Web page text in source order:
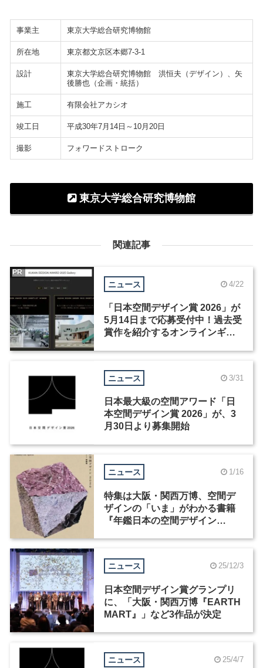
事業主 東京大学総合研究博物館
所在地 東京都文京区本郷7-3-1
設計
東京大学総合研究博物館 洪恒夫（デザイン）、矢
後勝也（企画・統括）
施工 有限会社アカシオ
竣工日 平成30年7月14日～10月20日
撮影 フォワードストローク
東京大学総合研究博物館
関連記事
ニュース 4/22
「日本空間デザイン賞 2026」が
5月14日まで応募受付中！過去受
賞作を紹介するオンラインギャ
PR
ニュース 3/31
日本最大級の空間アワード「日
本空間デザイン賞 2026」が、3
月30日より募集開始
ニュース 1/16
特集は大阪・関西万博、空間デ
ザインの「いま」がわかる書籍
『年鑑日本の空間デザイン
ニュース 25/12/3
日本空間デザイン賞グランプリ
に、「大阪・関西万博『EARTH
MART』」など3作品が決定
ニュース 25/4/7